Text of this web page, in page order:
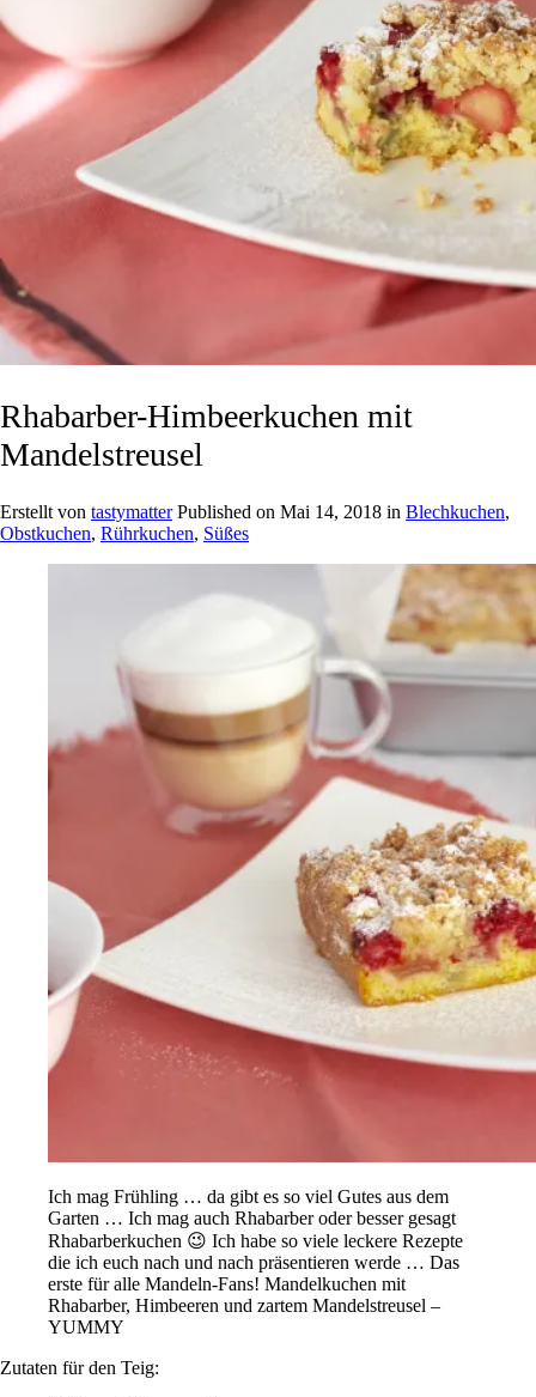
Rhabarber-Himbeerkuchen mit
Mandelstreusel
Erstellt von tastymatter Published on Mai 14, 2018 in Blechkuchen,
Obstkuchen, Rührkuchen, Süßes
Ich mag Frühling … da gibt es so viel Gutes aus dem
Garten … Ich mag auch Rhabarber oder besser gesagt
Rhabarberkuchen 😉 Ich habe so viele leckere Rezepte
die ich euch nach und nach präsentieren werde … Das
erste für alle Mandeln-Fans! Mandelkuchen mit
Rhabarber, Himbeeren und zartem Mandelstreusel –
YUMMY
Zutaten für den Teig: